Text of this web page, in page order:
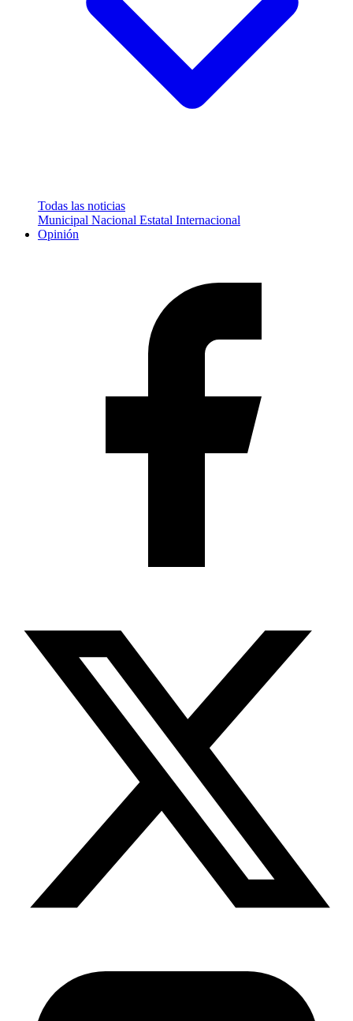
Todas las noticias
Municipal Nacional Estatal Internacional
Opinión